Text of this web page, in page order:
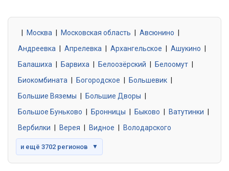
0 объявлений
Знакомства без обязательств
0 объявлений
Москва Московская область Авсюнино
Андреевка
Апрелевка Архангельское Ашукино
Балашиха
Барвиха Белоозёрский Белоомут
Биокомбината
Богородское Большевик
Большие Вяземы
Большие Дворы
Большое Буньково
Бронницы Быково Ватутинки
Вербилки
Верея Видное Володарского
и ещё 3702 регионов ▼